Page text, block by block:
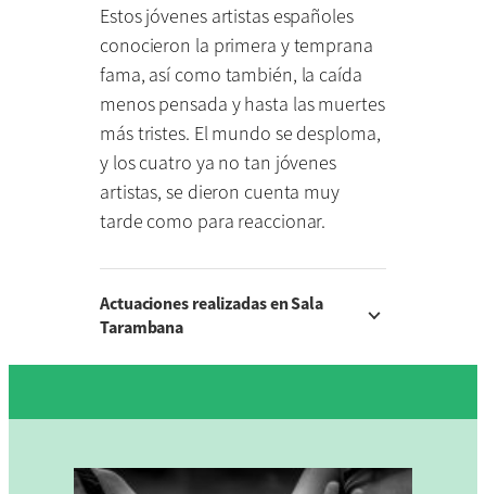
Estos jóvenes artistas españoles
conocieron la primera y temprana
fama, así como también, la caída
menos pensada y hasta las muertes
más tristes. El mundo se desploma,
y los cuatro ya no tan jóvenes
artistas, se dieron cuenta muy
tarde como para reaccionar.
Actuaciones realizadas en Sala
Tarambana